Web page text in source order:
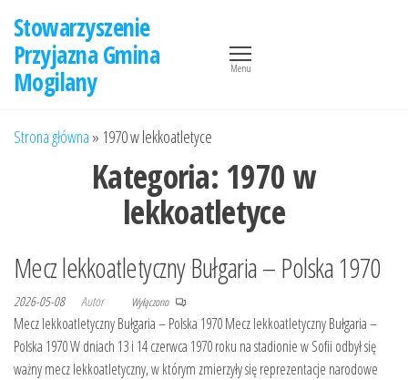
treści
Stowarzyszenie
Przyjazna Gmina
Mogilany
Menu
Strona główna » 1970 w lekkoatletyce
Kategoria: 1970 w
lekkoatletyce
Mecz lekkoatletyczny Bułgaria – Polska 1970
2026-05-08 Autor Wyłączono
Mecz lekkoatletyczny Bułgaria – Polska 1970 Mecz lekkoatletyczny Bułgaria –
Polska 1970 W dniach 13 i 14 czerwca 1970 roku na stadionie w Sofii odbył się
ważny mecz lekkoatletyczny, w którym zmierzyły się reprezentacje narodowe